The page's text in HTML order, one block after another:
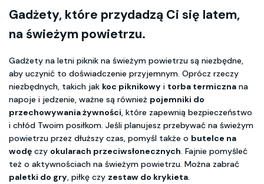
Gadżety, które przydadzą Ci się latem,
na świeżym powietrzu.
Gadżety na letni piknik na świeżym powietrzu są niezbędne,
aby uczynić to doświadczenie przyjemnym. Oprócz rzeczy
niezbędnych, takich jak koc piknikowy i torba termiczna na
napoje i jedzenie, ważne są również pojemniki do
przechowywania żywności, które zapewnią bezpieczeństwo
i chłód Twoim posiłkom. Jeśli planujesz przebywać na świeżym
powietrzu przez dłuższy czas, pomyśl także o butelce na
wodę czy okularach przeciwsłonecznych. Fajnie pomyśleć
też o aktywnościach na świeżym powietrzu. Można zabrać
paletki do gry, piłkę czy zestaw do krykieta.